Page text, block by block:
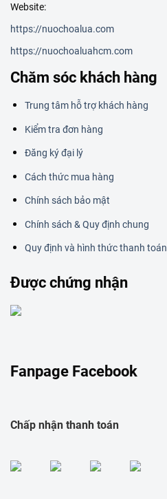
Website:
https://nuochoalua.com
https://nuochoaluahcm.com
Chăm sóc khách hàng
Trung tâm hỗ trợ khách hàng
Kiểm tra đơn hàng
Đăng ký đại lý
Cách thức mua hàng
Chính sách bảo mật
Chính sách & Quy định chung
Quy định và hình thức thanh toán
Được chứng nhận
Fanpage Facebook
Chấp nhận thanh toán